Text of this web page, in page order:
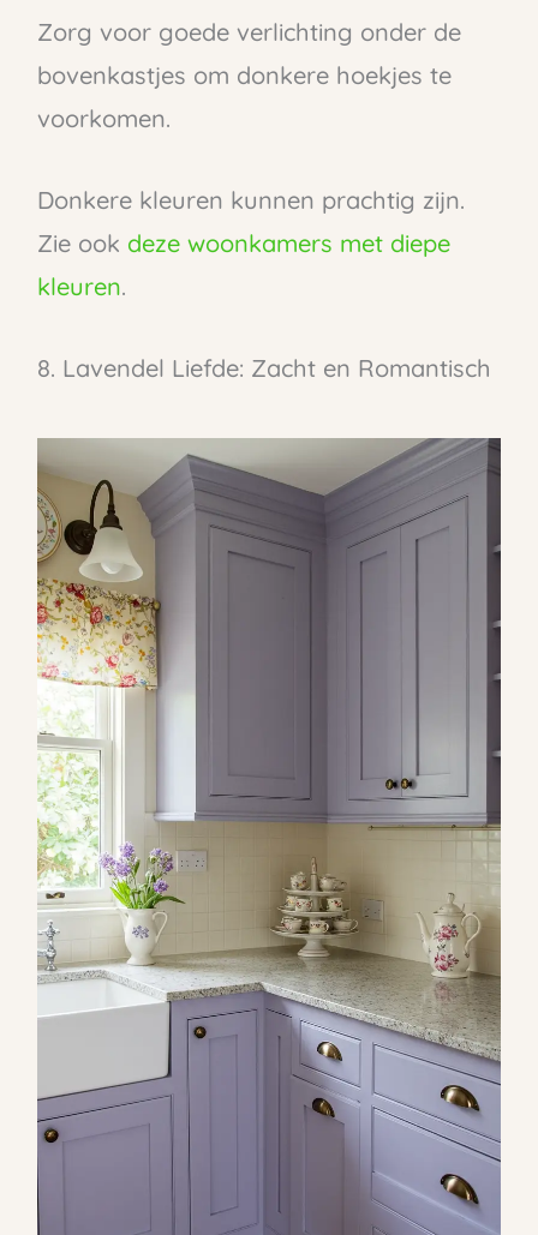
Zorg voor goede verlichting onder de
bovenkastjes om donkere hoekjes te
voorkomen.
Donkere kleuren kunnen prachtig zijn.
Zie ook deze woonkamers met diepe
kleuren.
8. Lavendel Liefde: Zacht en Romantisch